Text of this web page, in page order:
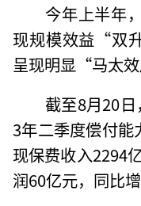
今年上半年
现规模效益“双
呈现明显“马太
截至8月20
3年二季度偿付能
现保费收入2294
润60亿元，同比增